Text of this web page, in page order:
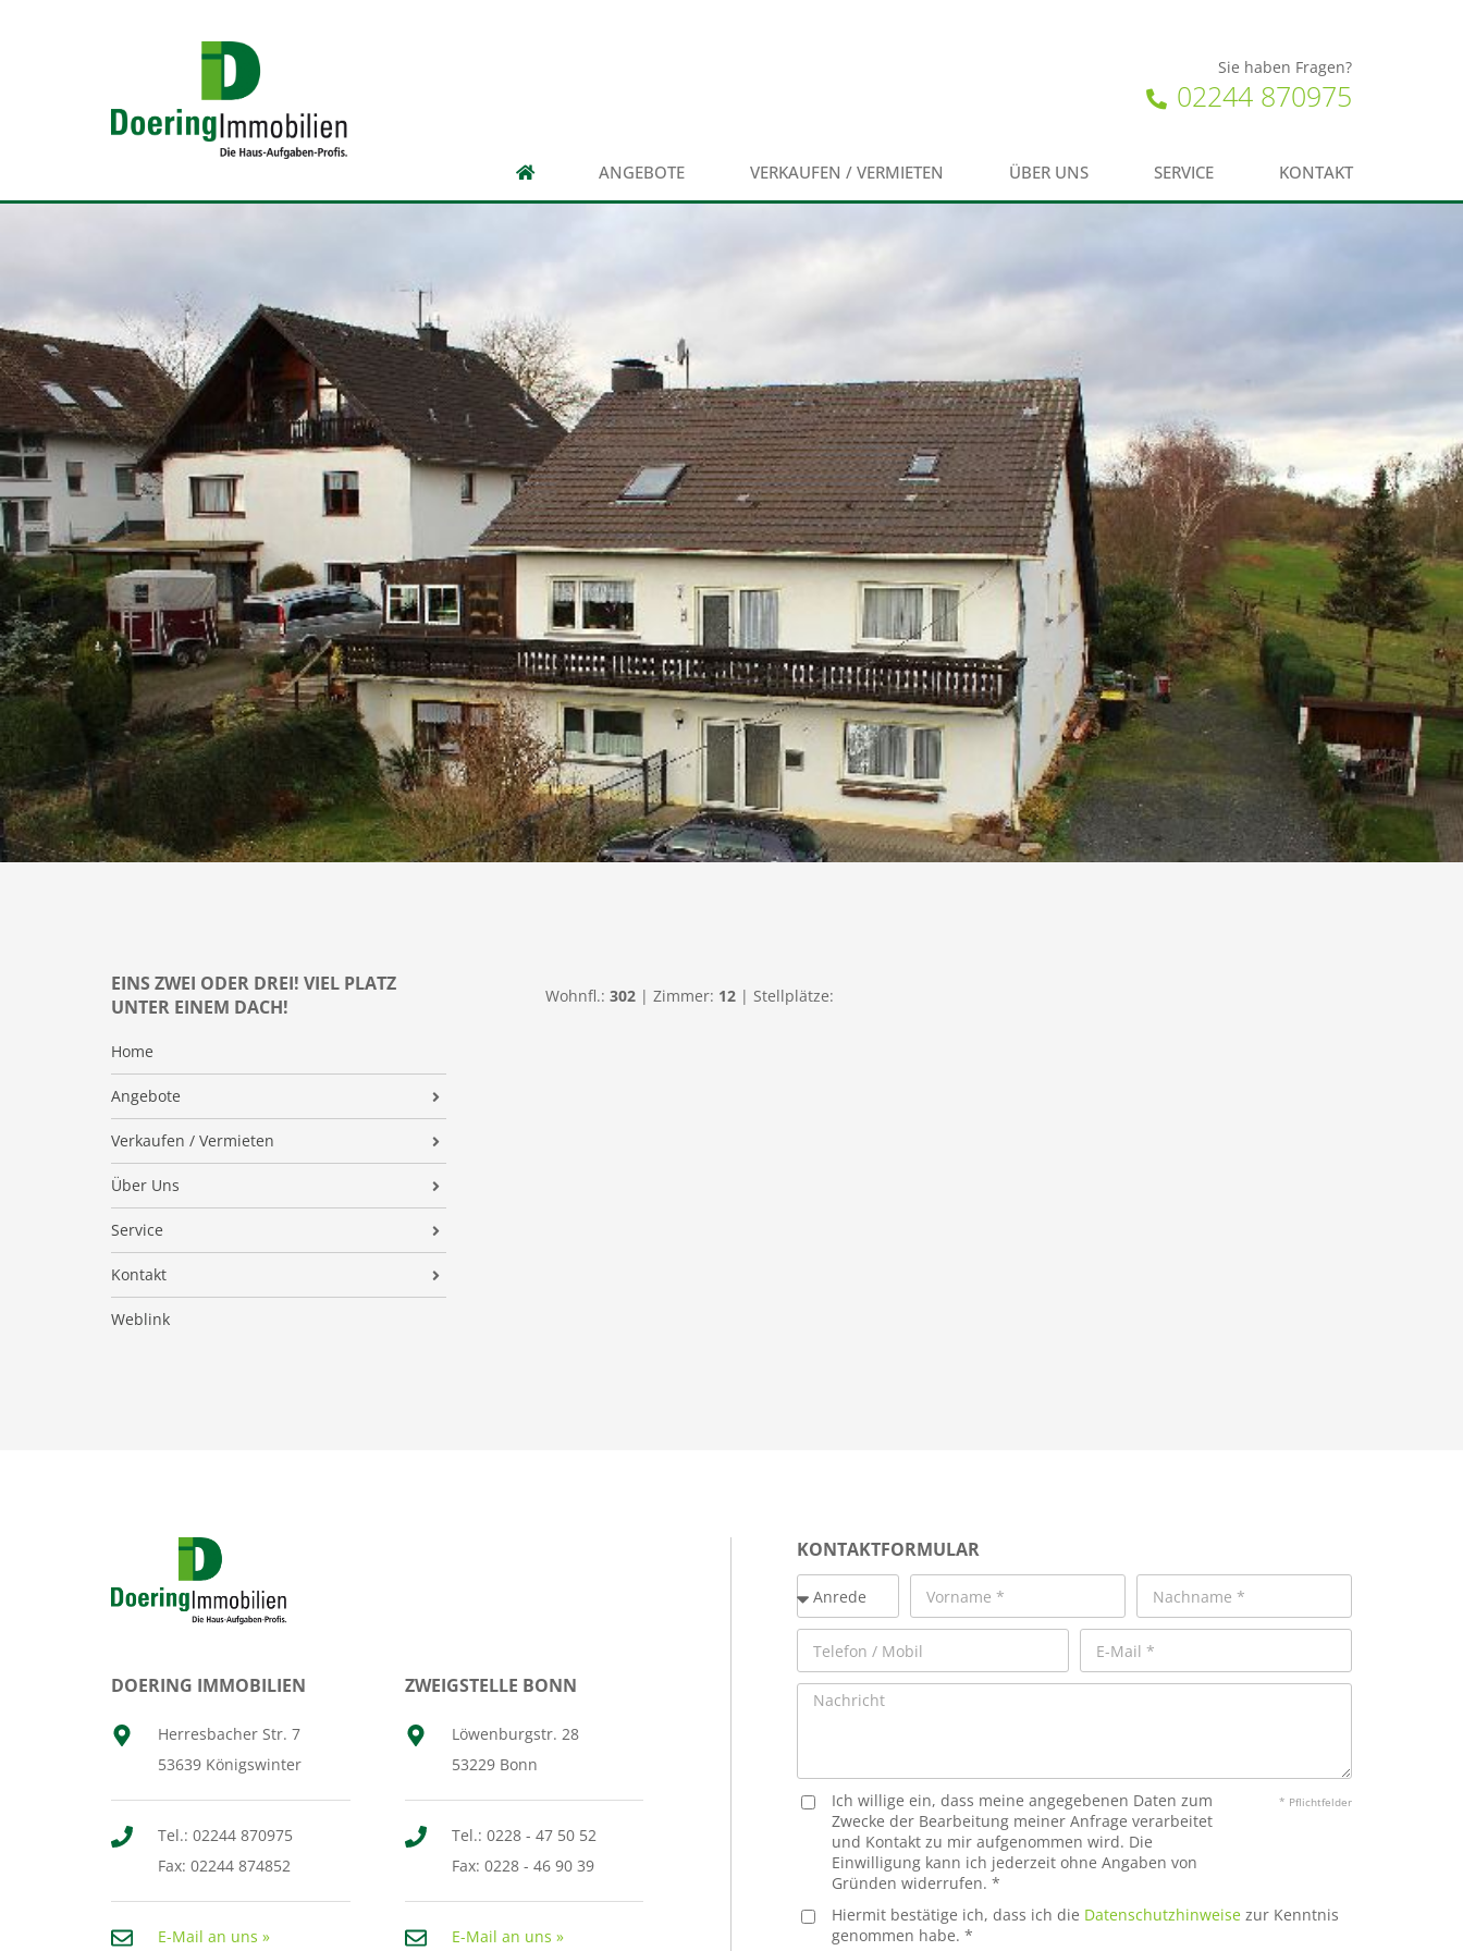
Sie haben Fragen?
02244 870975
ANGEBOTE VERKAUFEN / VERMIETEN ÜBER UNS SERVICE KONTAKT
EINS ZWEI ODER DREI! VIEL PLATZ
UNTER EINEM DACH!
Home
Angebote
Alle Immobilien
Miet-Angebote
Kauf-Angebote
Finanzierung
Angebotsverfahren/Bieterverfahren
Verkaufen / Vermieten
Sie wollen verkaufen
Sie wollen vermieten
Marktbericht
Makler-Suche
Glückliche Kunden
Scheidung
Suchauftrag
Haushaltsauflösung
Über Uns
Unternehmen
Familie
Team
Stellen / Jobs
Service
Aktuelles
Blog
Kooperationspartner
Schlüsselfinder-Registrierung
Veranstaltungen / Termine
Kontakt
Kontaktformular
Weblink
Wohnfl.: 302| Zimmer: 12| Stellplätze:
DOERING IMMOBILIEN
Herresbacher Str. 7
53639 Königswinter
Tel.: 02244 870975
Fax: 02244 874852
E-Mail an uns »
ZWEIGSTELLE BONN
Löwenburgstr. 28
53229 Bonn
Tel.: 0228 - 47 50 52
Fax: 0228 - 46 90 39
E-Mail an uns »
KONTAKTFORMULAR
Ich willige ein, dass meine angegebenen Daten zum
Zwecke der Bearbeitung meiner Anfrage verarbeitet
und Kontakt zu mir aufgenommen wird. Die
Einwilligung kann ich jederzeit ohne Angaben von
Gründen widerrufen. *
* Pflichtfelder
Hiermit bestätige ich, dass ich die Datenschutzhinweise zur Kenntnis
genommen habe. *